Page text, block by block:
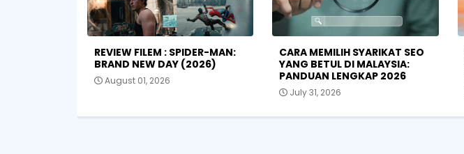
REVIEW FILEM : SPIDER-MAN:
BRAND NEW DAY (2026)
August 01, 2026
CARA MEMILIH SYARIKAT SEO
YANG BETUL DI MALAYSIA:
PANDUAN LENGKAP 2026
July 31, 2026